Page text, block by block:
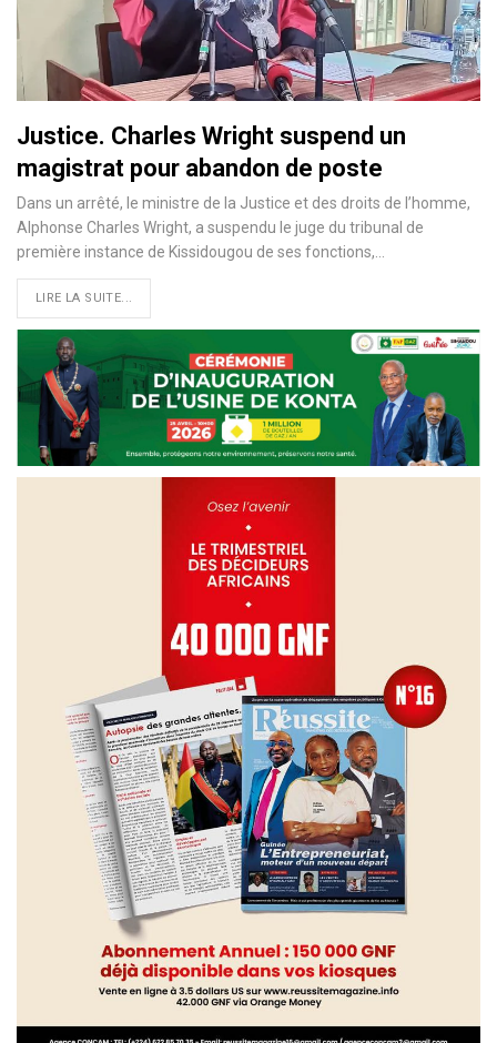
Justice. Charles Wright suspend un
magistrat pour abandon de poste
Dans un arrêté, le ministre de la Justice et des droits de l’homme,
Alphonse Charles Wright, a suspendu le juge du tribunal de
première instance de Kissidougou de ses fonctions,…
LIRE LA SUITE...